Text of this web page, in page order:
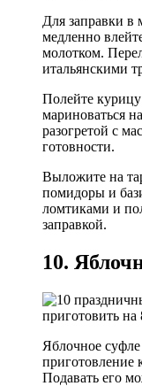
Для заправки в
медленно
молотком.
итальянскими
Полейте курицу
мариноваться
разогретой с
готовности.
Выложите на
помидоры и
ломтиками и
заправкой.
10.
Яблочное
приготовление
Подавать его